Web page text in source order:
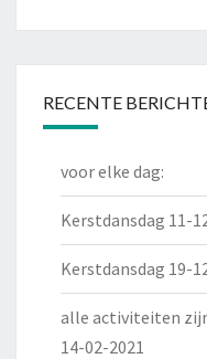
RECENTE
voor elke dag:
Kerstdansdag 11-
Kerstdansdag 19-
alle activiteiten
14-02-2021